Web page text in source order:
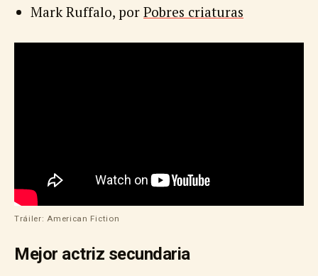
Mark Ruffalo, porPobres criaturas
Tráiler: American Fiction
Mejor actriz secundaria